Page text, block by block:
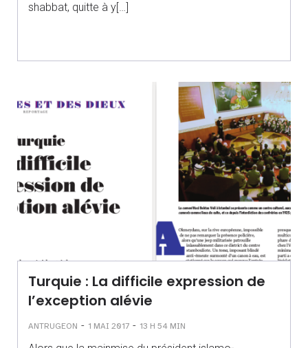
shabbat, quitte à y[…]
Turquie : La difficile expression de
l’exception alévie
ANTRUGEON - 1 MAI 2017 - 13 H 54 MIN